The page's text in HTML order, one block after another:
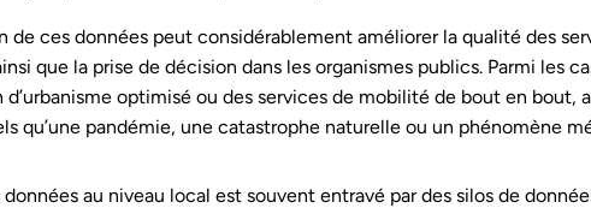
de ces données peut considérablement améliorer la qualité des
que la prise de décision dans les organismes publics. Parmi les
d’urbanisme optimisé ou des services de mobilité de bout en bout,
qu’une pandémie, une catastrophe naturelle ou un phénomène
données au niveau local est souvent entravé par des silos de